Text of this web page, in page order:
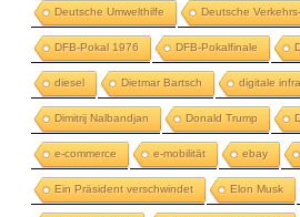
Deutsche Umwelthilfe Deutsche
DFB-Pokal 1976 DFB-Pokalfinale
diesel Dietmar Bartsch digitale
Dimitrij Nalbandjan Donald Trump
e-commerce e-mobilität ebay
Ein Präsident verschwindet Elon Musk